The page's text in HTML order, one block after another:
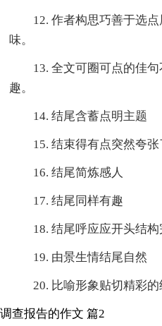
12. 作者构思巧善于选
味。
13. 全文可圈可点的佳
趣。
14. 结尾含蓄点明主题
15. 结束得有点突然夸张
16. 结尾简炼感人
17. 结尾同样有趣
18. 结尾呼应应开头结
19. 由景生情结尾自然
20. 比喻形象贴切精彩
调查报告的作文 篇2